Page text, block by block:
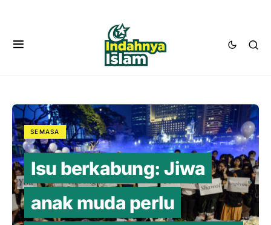
SEMASA
Isu berkabung: Jiwa
anak muda perlu